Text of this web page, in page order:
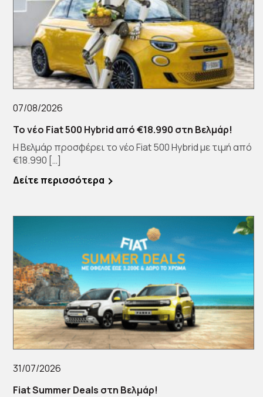
07/08/2026
Το νέο Fiat 500 Hybrid από €18.990 στη Βελμάρ!
Η Βελμάρ προσφέρει το νέο Fiat 500 Hybrid με τιμή από
€18.990 […]
Δείτε περισσότερα
31/07/2026
Fiat Summer Deals στη Βελμάρ!